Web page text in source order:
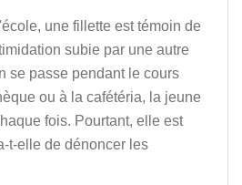
une fillette est témoin de
subie par une autre
se passe pendant le cours
ou à la cafétéria, la jeune
fois. Pourtant, elle est
t-elle de dénoncer les